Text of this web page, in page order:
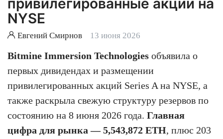
привилегированные акции на
NYSE
Евгений Смирнов 13 июня 2026
Bitmine Immersion Technologies объявила о
первых дивидендах и размещении
привилегированных акций Series A на NYSE, а
также раскрыла свежую структуру резервов по
состоянию на 8 июня 2026 года. Главная
цифра для рынка — 5,543,872 ETH, плюс 203